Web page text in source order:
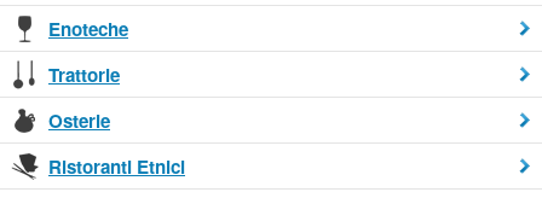
Enoteche
Trattorie
Osterie
Ristoranti Etnici